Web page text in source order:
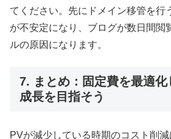
てください。先にドメイン移管を行
が不安定になり、ブログが数日間閲
ルの原因になります。
7. まとめ：固定費を最適
成長を目指そう
PVが減少している時期のコスト削